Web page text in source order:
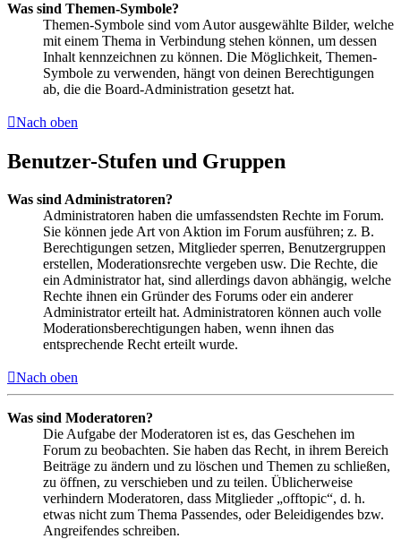
Was sind Themen-Symbole?
Themen-Symbole sind vom Autor ausgewählte Bilder, welche
mit einem Thema in Verbindung stehen können, um dessen
Inhalt kennzeichnen zu können. Die Möglichkeit, Themen-
Symbole zu verwenden, hängt von deinen Berechtigungen
ab, die die Board-Administration gesetzt hat.
Nach oben
Benutzer-Stufen und Gruppen
Was sind Administratoren?
Administratoren haben die umfassendsten Rechte im Forum.
Sie können jede Art von Aktion im Forum ausführen; z. B.
Berechtigungen setzen, Mitglieder sperren, Benutzergruppen
erstellen, Moderationsrechte vergeben usw. Die Rechte, die
ein Administrator hat, sind allerdings davon abhängig, welche
Rechte ihnen ein Gründer des Forums oder ein anderer
Administrator erteilt hat. Administratoren können auch volle
Moderationsberechtigungen haben, wenn ihnen das
entsprechende Recht erteilt wurde.
Nach oben
Was sind Moderatoren?
Die Aufgabe der Moderatoren ist es, das Geschehen im
Forum zu beobachten. Sie haben das Recht, in ihrem Bereich
Beiträge zu ändern und zu löschen und Themen zu schließen,
zu öffnen, zu verschieben und zu teilen. Üblicherweise
verhindern Moderatoren, dass Mitglieder „offtopic“, d. h.
etwas nicht zum Thema Passendes, oder Beleidigendes bzw.
Angreifendes schreiben.